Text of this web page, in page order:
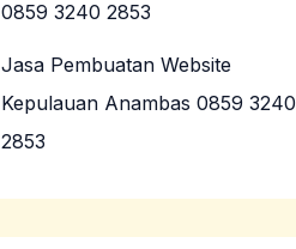
0859 3240 2853
Jasa Pembuatan Website
Kepulauan Anambas 0859 3240
2853